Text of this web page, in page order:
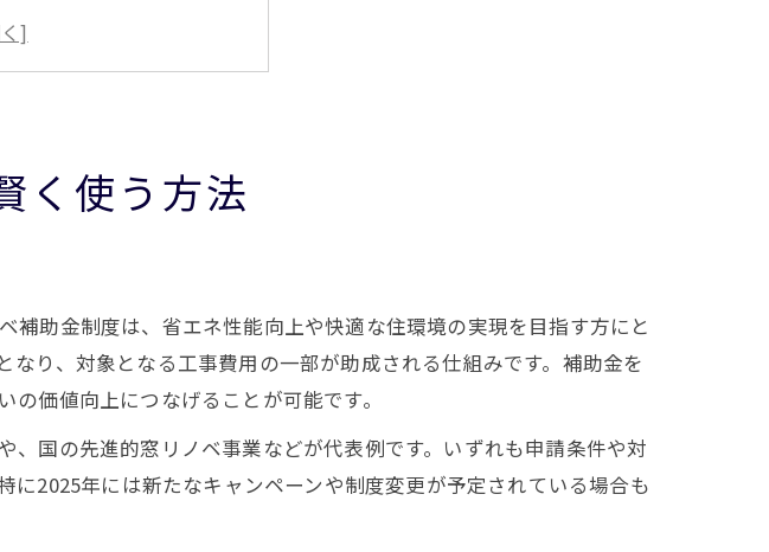
宅の賢い併用法
申請準備ポイント
助金を活用するコツ
金と注文住宅の関係
住宅補助金申請方法
の補助金申請ポイント
意すべきポイント
注文住宅の成功術
と注文住宅の条件
く使う方法
助金制度は、省エネ性能向上や快適な住環境の実現を目指す方にと
り、対象となる工事費用の一部が助成される仕組みです。補助金を
価値向上につなげることが可能です。
国の先進的窓リノベ事業などが代表例です。いずれも申請条件や対
2025年には新たなキャンペーンや制度変更が予定されている場合も